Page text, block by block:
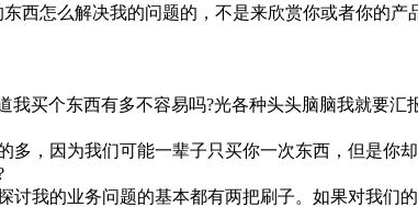
怎么解决我的问题的，不是来欣赏你或者你的产
个东西有多不容易吗?光各种头头脑脑我就要汇
，因为我们可能一辈子只买你一次东西，但是你
我的业务问题的基本都有两把刷子。如果对我们